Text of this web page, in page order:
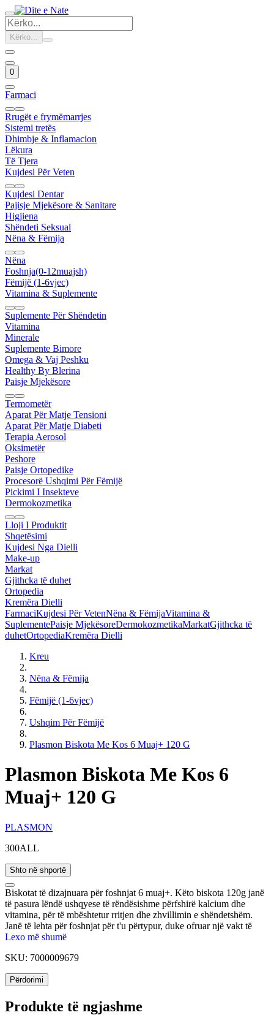
Kërko...
0
Farmaci
Rrugët e frymëmarrjes
Sistemi tretës
Dhimbje & Inflamacion
Lëkura
Të Tjera
Kujdesi Për Veten
Kujdesi Dentar
Pajisje Mjekësore & Sanitare
Higjiena
Shëndeti Seksual
Nëna & Fëmija
Nëna
Foshnja(0-12muajsh)
Fëmijë (1-6vjec)
Vitamina & Suplemente
Suplemente Për Shëndetin
Vitamina
Minerale
Suplemente Bimore
Omega & Vaj Peshku
Healthy By Blerina
Paisje Mjekësore
Termometër
Aparat Për Matje Tensioni
Aparat Për Matje Diabeti
Terapia Aerosol
Oksimetër
Peshore
Paisje Ortopedike
Procesorë Ushqimi Për Fëmijë
Pickimi I Insekteve
Dermokozmetika
Lloji I Produktit
Shqetësimi
Kujdesi Nga Dielli
Make-up
Markat
Gjithcka të duhet
Ortopedia
Kremëra Dielli
FarmaciKujdesi Për VetenNëna & FëmijaVitamina &
SuplementePaisje MjekësoreDermokozmetikaMarkatGjithcka të
duhetOrtopediaKremëra Dielli
Kreu
Nëna & Fëmija
Fëmijë (1-6vjec)
Ushqim Për Fëmijë
Plasmon Biskota Me Kos 6 Muaj+ 120 G
Plasmon Biskota Me Kos 6
Muaj+ 120 G
PLASMON
300ALL
Shto në shportë
Biskotat të dizajnuara për foshnjat 6 muaj+. Këto biskota 120g janë
të pasura lëndë ushqyese të rëndësishme përfshirë kalcium dhe
vitamina, për të mbështetur rritjen dhe zhvillimin e shëndetshëm.
Janë të lehta për foshnjat për t'u përtypur, duke ofruar një vakt të
ndërmjetshëm të shijshëm dhe ushqyes.
Lexo më shumë
SKU: 7000009679
Përdorimi
Produkte të ngjashme